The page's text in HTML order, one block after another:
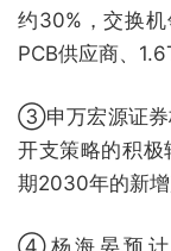
约30%，交换
PCB供应商、
③申万宏源证券
开支策略的积
期2030年的新增
④杨海晏预计